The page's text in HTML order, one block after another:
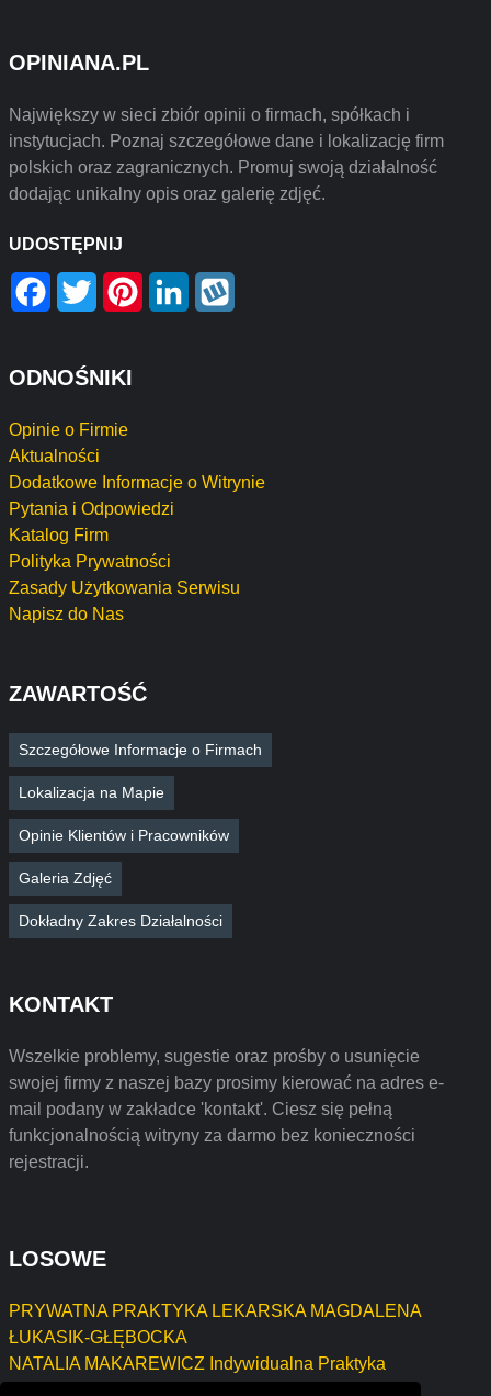
OPINIANA.PL
Największy w sieci zbiór opinii o firmach, spółkach i
instytucjach. Poznaj szczegółowe dane i lokalizację firm
polskich oraz zagranicznych. Promuj swoją działalność
dodając unikalny opis oraz galerię zdjęć.
UDOSTĘPNIJ
Facebook
Twitter PinterestLinkedIn
ODNOŚNIKI
Opinie o Firmie
Aktualności
Dodatkowe Informacje o Witrynie
Pytania i Odpowiedzi
Katalog Firm
Polityka Prywatności
Zasady Użytkowania Serwisu
Napisz do Nas
ZAWARTOŚĆ
Szczegółowe Informacje o Firmach
Lokalizacja na Mapie
Opinie Klientów i Pracowników
Galeria Zdjęć
Dokładny Zakres Działalności
KONTAKT
Wszelkie problemy, sugestie oraz prośby o usunięcie
swojej firmy z naszej bazy prosimy kierować na adres e-
mail podany w zakładce 'kontakt'. Ciesz się pełną
funkcjonalnością witryny za darmo bez konieczności
rejestracji.
LOSOWE
PRYWATNA PRAKTYKA LEKARSKA MAGDALENA
ŁUKASIK-GŁĘBOCKA
NATALIA MAKAREWICZ Indywidualna Praktyka